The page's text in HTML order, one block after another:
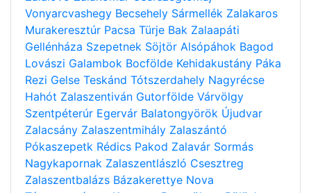
Vonyarcvashegy Becsehely Sármellék Zalakaros
Murakeresztúr Pacsa Türje Bak Zalaapáti
Gellénháza Szepetnek Söjtör Alsópáhok Bagod
Lovászi Galambok Bocfölde Kehidakustány Páka
Rezi Gelse Teskánd Tótszerdahely Nagyrécse
Hahót Zalaszentiván Gutorfölde Várvölgy
Szentpéterúr Egervár Balatongyörök Újudvar
Zalacsány Zalaszentmihály Zalaszántó
Pókaszepetk Rédics Pakod Zalavár Sormás
Nagykapornak Zalaszentlászló Csesztreg
Zalaszentbalázs Bázakerettye Nova